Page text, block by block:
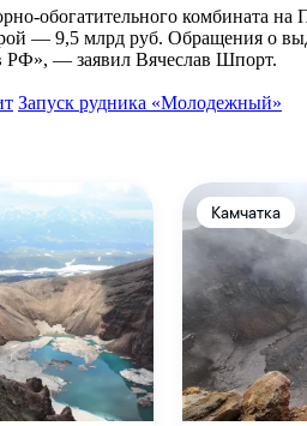
обогатительного комбината
— 9,5 млрд руб. Обращения о
РФ», — заявил Вячеслав Шпорт.
Запуск рудника «Молодежный»